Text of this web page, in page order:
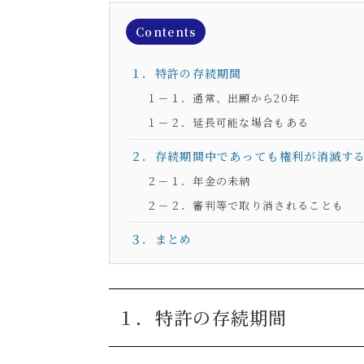
Contents
１．特許の存続期間
１－１．通常、出願から20年
１－２．延長可能な場合もある
２．存続期間中であっても権利が消滅す
２－１．年金の未納
２－２．審判等で取り消されることも
３．まとめ
１．特許の存続期間